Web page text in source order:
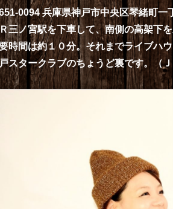
0094兵庫県神戸市中央区琴緒町一
三ノ宮駅を下車して、南側の高架下
時間は約１０分。それまでライブハ
スタークラブのちょうど裏です。（